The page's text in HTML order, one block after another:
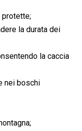
protette;
la durata dei
la caccia
nei boschi